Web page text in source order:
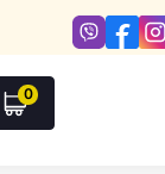
Viber
0